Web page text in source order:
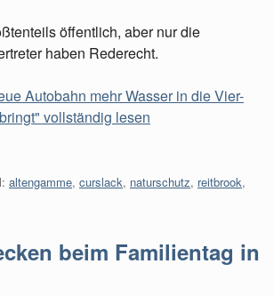
öffentlich, aber nur die
haben Rederecht.
Autobahn mehr Wasser in die Vier-
vollständig lesen
altengamme, curslack, naturschutz, reitbrook,
beim Familientag in